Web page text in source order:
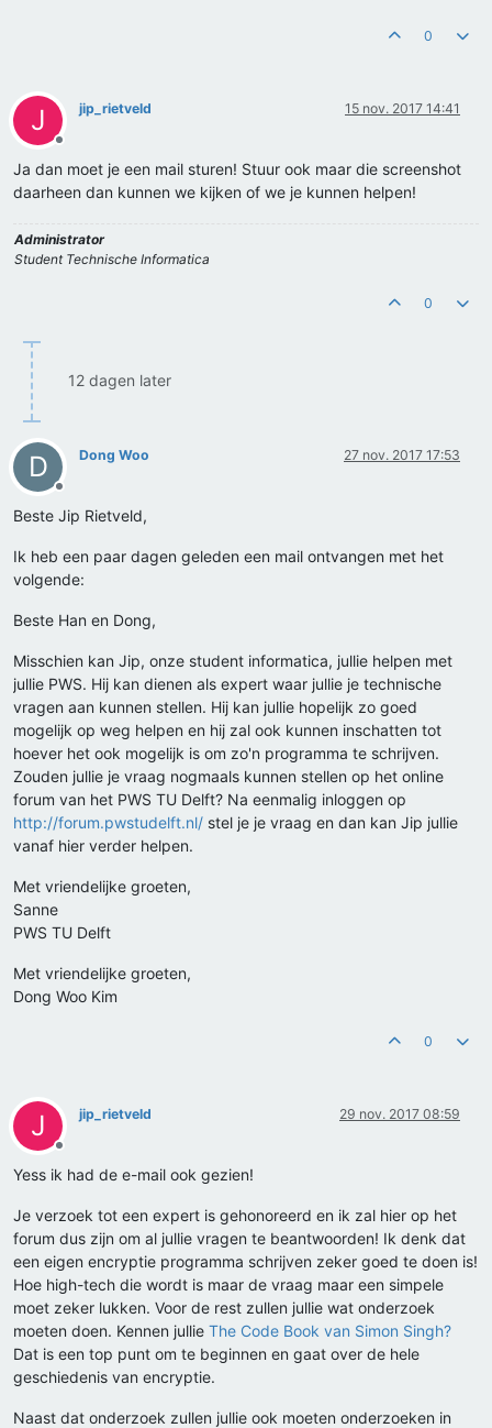
0
J
Offline
jip_rietveld 15 nov. 2017 14:41
Ja dan moet je een mail sturen! Stuur ook maar die screenshot
daarheen dan kunnen we kijken of we je kunnen helpen!
Administrator
Student Technische Informatica
0
12 dagen later
D
Offline
Dong Woo 27 nov. 2017 17:53
Beste Jip Rietveld,
Ik heb een paar dagen geleden een mail ontvangen met het
volgende:
Beste Han en Dong,
Misschien kan Jip, onze student informatica, jullie helpen met
jullie PWS. Hij kan dienen als expert waar jullie je technische
vragen aan kunnen stellen. Hij kan jullie hopelijk zo goed
mogelijk op weg helpen en hij zal ook kunnen inschatten tot
hoever het ook mogelijk is om zo'n programma te schrijven.
Zouden jullie je vraag nogmaals kunnen stellen op het online
forum van het PWS TU Delft? Na eenmalig inloggen op
http://forum.pwstudelft.nl/ stel je je vraag en dan kan Jip jullie
vanaf hier verder helpen.
Met vriendelijke groeten,
Sanne
PWS TU Delft
Met vriendelijke groeten,
Dong Woo Kim
0
J
Offline
jip_rietveld 29 nov. 2017 08:59
Yess ik had de e-mail ook gezien!
Je verzoek tot een expert is gehonoreerd en ik zal hier op het
forum dus zijn om al jullie vragen te beantwoorden! Ik denk dat
een eigen encryptie programma schrijven zeker goed te doen is!
Hoe high-tech die wordt is maar de vraag maar een simpele
moet zeker lukken. Voor de rest zullen jullie wat onderzoek
moeten doen. Kennen jullie The Code Book van Simon Singh?
Dat is een top punt om te beginnen en gaat over de hele
geschiedenis van encryptie.
Naast dat onderzoek zullen jullie ook moeten onderzoeken in